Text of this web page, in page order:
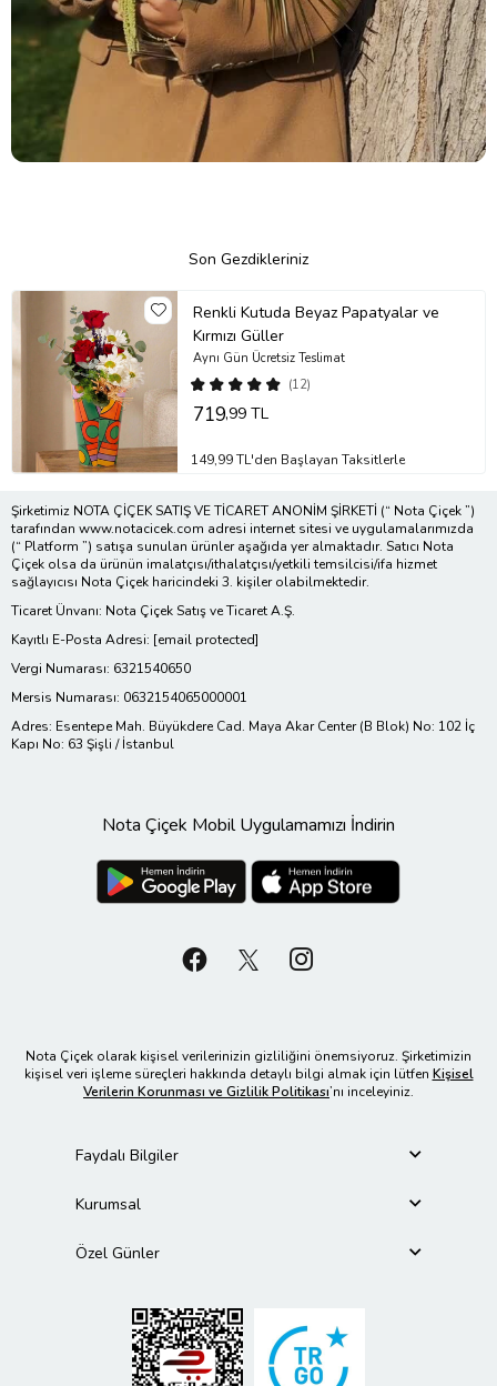
Son Gezdikleriniz
Renkli Kutuda Beyaz Papatyalar ve
Kırmızı Güller
(12)
Aynı Gün Ücretsiz Teslimat
719,99 TL
149,99 TL'den Başlayan Taksitlerle
Şirketimiz NOTA ÇİÇEK SATIŞ VE TİCARET ANONİM ŞİRKETİ (“ Nota Çiçek ”)
tarafından www.notacicek.com adresi internet sitesi ve uygulamalarımızda
(“ Platform ”) satışa sunulan ürünler aşağıda yer almaktadır. Satıcı Nota
Çiçek olsa da ürünün imalatçısı/ithalatçısı/yetkili temsilcisi/ifa hizmet
sağlayıcısı Nota Çiçek haricindeki 3. kişiler olabilmektedir.
Ticaret Ünvanı: Nota Çiçek Satış ve Ticaret A.Ş.
Kayıtlı E-Posta Adresi: [email protected]
Vergi Numarası: 6321540650
Mersis Numarası: 0632154065000001
Adres: Esentepe Mah. Büyükdere Cad. Maya Akar Center (B Blok) No: 102 İç
Kapı No: 63 Şişli / İstanbul
Nota Çiçek Mobil Uygulamamızı İndirin
Nota Çiçek olarak kişisel verilerinizin gizliliğini önemsiyoruz. Şirketimizin
kişisel veri işleme süreçleri hakkında detaylı bilgi almak için lütfen Kişisel
Verilerin Korunması ve Gizlilik Politikası’nı inceleyiniz.
Faydalı Bilgiler
Kurumsal
Özel Günler